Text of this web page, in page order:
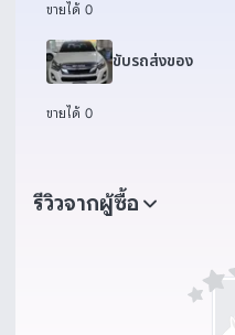
ขายได้ 0
ขับรถส่งของ
ขายได้ 0
รีวิวจากผู้ซื้อ